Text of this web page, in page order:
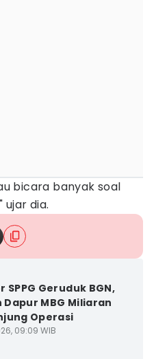
bicara banyak soal
ujar dia.
SPPG Geruduk BGN,
Dapur MBG Miliaran
Operasi
09:09 WIB